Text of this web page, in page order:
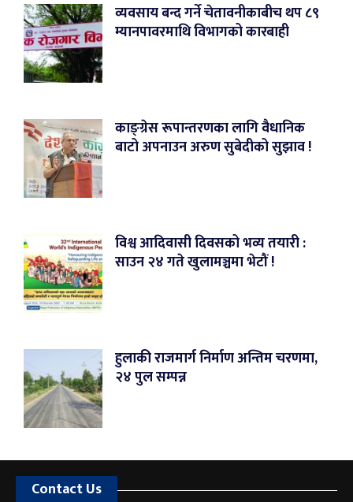
व्यवसाय बन्द गर्ने चेतावनीकाबीच थप ८९
म्यानपावरमाथि विभागको कारबाही
काङ्ग्रेस रूपान्तरणका लागि वैधानिक
बाटो अपनाउन अरुण सुबेदीको सुझाव !
विश्व आदिवासी दिवसको भव्य तयारी :
साउन २४ गते खुलामञ्चमा भेटौं !
हुलाकी राजमार्ग निर्माण अन्तिम चरणमा,
२४ पुल सम्पन्न
Contact Us